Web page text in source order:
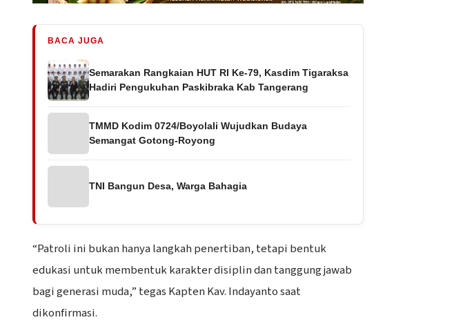
BACA JUGA
Semarakan Rangkaian HUT RI Ke-79, Kasdim Tigaraksa
Hadiri Pengukuhan Paskibraka Kab Tangerang
TMMD Kodim 0724/Boyolali Wujudkan Budaya
Semangat Gotong-Royong
TNI Bangun Desa, Warga Bahagia
“Patroli ini bukan hanya langkah penertiban, tetapi bentuk
edukasi untuk membentuk karakter disiplin dan tanggung jawab
bagi generasi muda,” tegas Kapten Kav. Indayanto saat
dikonfirmasi.